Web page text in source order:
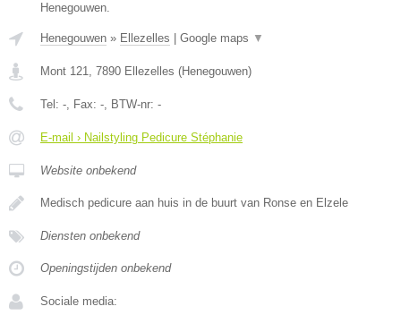
Henegouwen.
Henegouwen » Ellezelles Google maps ▼
Mont 121, 7890 Ellezelles (Henegouwen)
Tel: -, Fax: -, BTW-nr: -
E-mail › Nailstyling Pedicure Stéphanie
Website onbekend
Medisch pedicure aan huis in de buurt van Ronse en Elzele
Diensten onbekend
Openingstijden onbekend
Sociale media: